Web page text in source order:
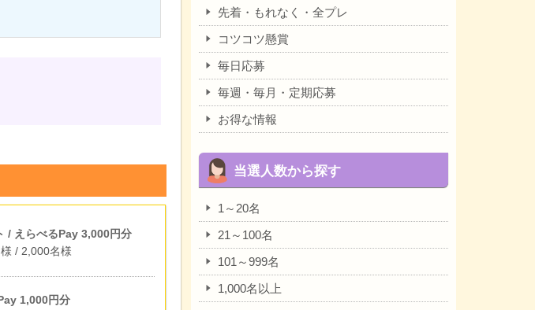
/ えらべるPay 3,000円分
/ 2,000名様
1,000円分
先着・もれなく・全プレ
コツコツ懸賞
毎日応募
毎週・毎月・定期応募
お得な情報
当選人数から探す
1～20名
21～100名
101～999名
1,000名以上